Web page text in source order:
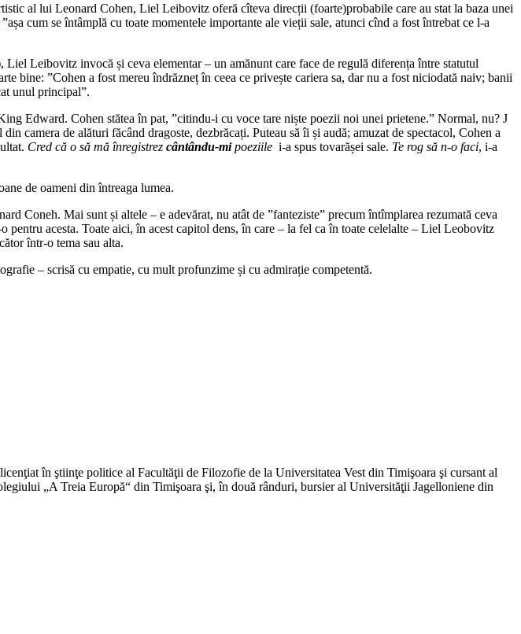
al lui Leonard Cohen, Liel Leibovitz oferă cîteva direcții (foarte)probabile care au stat la baza unei
cum se întâmplă cu toate momentele importante ale vieții sale, atunci cînd a fost întrebat ce l-a
Leibovitz invocă și ceva elementar – un amănunt care face de regulă diferența între statutul
bine: ”Cohen a fost mereu îndrăzneț în ceea ce privește cariera sa, dar nu a fost niciodată naiv; banii
unul principal”.
Edward. Cohen stătea în pat, ”citindu-i cu voce tare niște poezii noi unei prietene.” Normal, nu? J
camera de alături făcând dragoste, dezbrăcați. Puteau să îi și audă; amuzat de spectacol, Cohen a
Cred că o să mă înregistrez cântându-mipoeziile i-a spus tovarășei sale. Te rog să n-o faci, i-a
de oameni din întreaga lumea.
Coneh. Mai sunt și altele – e adevărat, nu atât de ”fanteziste” precum întîmplarea rezumată ceva
acesta. Toate aici, în acest capitol dens, în care – la fel ca în toate celelalte – Liel Leobovitz
într-o tema sau alta.
– scrisă cu empatie, cu mult profunzime și cu admirație competentă.
în ştiinţe politice al Facultăţii de Filozofie de la Universitatea Vest din Timişoara şi cursant al
„A Treia Europă“ din Timişoara şi, în două rânduri, bursier al Universităţii Jagelloniene din